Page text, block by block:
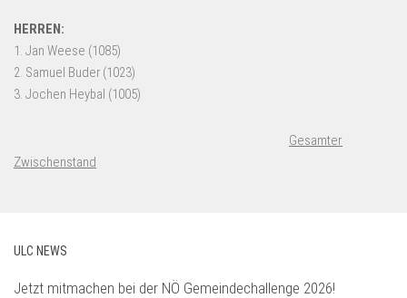
Gesamter
Zwischenstand
ULC NEWS
Jetzt mitmachen bei der NÖ Gemeindechallenge 2026!